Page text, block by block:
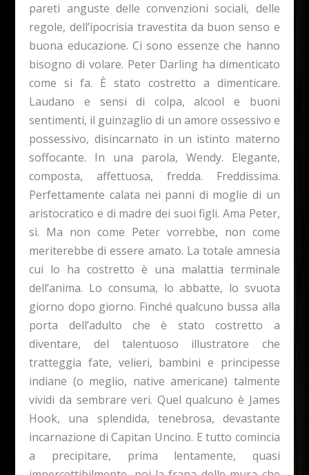
pareti anguste delle convenzioni sociali, delle
regole, dell’ipocrisia travestita da buon senso e
buona educazione. Ci sono essenze che hanno
bisogno di volare. Peter Darling ha dimenticato
come si fa. È stato costretto a dimenticare.
Laudano e sensi di colpa, alcool e buoni
sentimenti, il guinzaglio di un amore ossessivo e
possessivo, disincarnato in un istinto materno
soffocante. In una parola, Wendy. Elegante,
composta, affettuosa, fredda. Freddissima.
Perfettamente calata nei panni di moglie di un
aristocratico e di madre dei suoi figli. Ama Peter,
sì. Ma non come Peter vorrebbe, non come
meriterebbe di essere amato. La totale amnesia
cui lo ha costretto è una malattia terminale
dell’anima. Lo consuma, lo abbatte, lo svuota
giorno dopo giorno. Finché qualcuno bussa alla
porta dell’adulto che è stato costretto a
diventare, del talentuoso illustratore che
tratteggia fate, velieri, bambini e principesse
indiane (o meglio, native americane) talmente
vividi da sembrare veri. Quel qualcuno è James
Hook, una splendida, tenebrosa, devastante
incarnazione di Capitan Uncino. E tutto comincia
a precipitare, prima lentamente, quasi